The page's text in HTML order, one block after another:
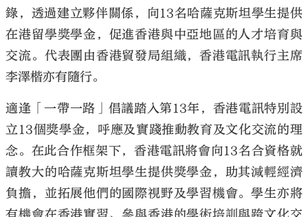
錄，透過建立夥伴關係，向13名哈薩克斯坦學生提供
在港留學獎學金，促進香港與中亞地區的人才培育與
交流。代表團由香港貿發局組織，香港電訊執行主席
李澤楷亦有隨行。
適逢「一帶一路」倡議踏入第13年，香港電訊特別設
立13個獎學金，呼應及實踐推動教育及文化交流的理
念。在此合作框架下，香港電訊將會向13名合資格就
讀教大的哈薩克斯坦學生提供獎學金，助其減輕經濟
負擔，並拓展他們的國際視野及學習機會。學生亦將